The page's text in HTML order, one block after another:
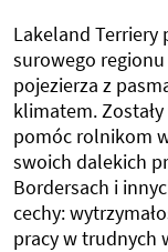
Lakeland Terriery
surowego
pojezierza z
klimatem.
pomóc rolnikom
swoich dalekich
Bordersach i
cechy:
pracy w trudnych